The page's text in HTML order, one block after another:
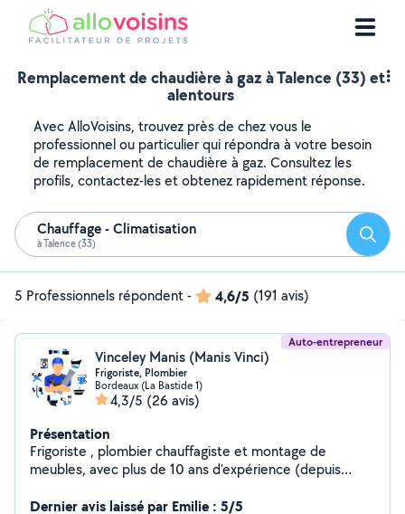
Remplacement de chaudière à gaz à Talence (33) et
alentours
Avec AlloVoisins, trouvez près de chez vous le
professionnel ou particulier qui répondra à votre besoin
de remplacement de chaudière à gaz. Consultez les
profils, contactez-les et obtenez rapidement réponse.
Chauffage - Climatisation
à Talence (33)
5 Professionnels répondent- 4,6/5 (191 avis)
Auto-entrepreneur
Vinceley Manis (Manis Vinci)
Frigoriste, Plombier
Bordeaux (La Bastide 1)
4,3/5 (26 avis)
Présentation
Frigoriste , plombier chauffagiste et montage de
meubles, avec plus de 10 ans d'expérience (depuis
travaux avec sérieux et professionnalisme
Dernier avis laissé par Emilie : 5/5